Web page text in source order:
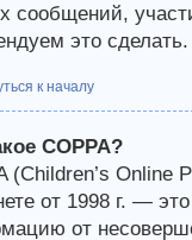
сообщений,
это сделать.
к началу
COPPA?
(Children’s Online
от 1998 г. —
от